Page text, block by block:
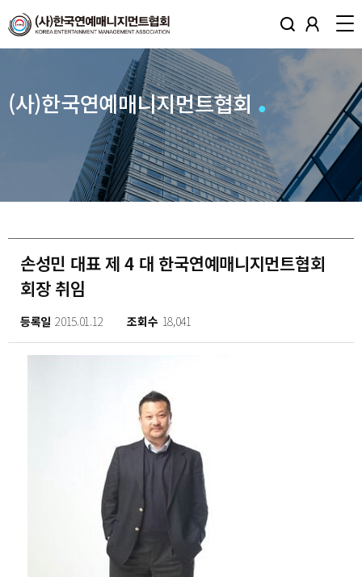
(사)한국연예매니지먼트협회
손성민 대표 제 4 대 한국연예매니지먼트협회
회장 취임
등록일 2015.01.12 조회수 18,041